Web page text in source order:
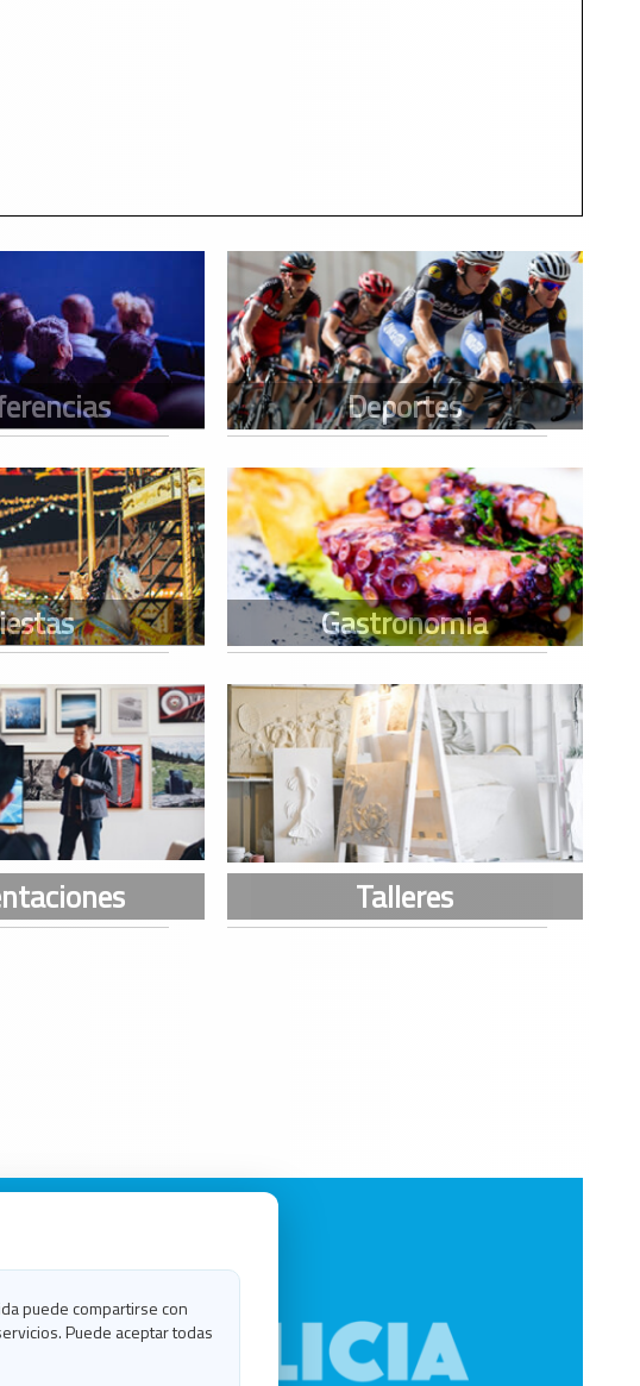
puede compartirse con
Puede aceptar todas